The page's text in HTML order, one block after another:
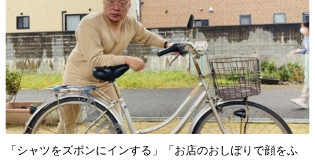
「シャツをズボンにインする」「お店のおしぼりで顔をふ